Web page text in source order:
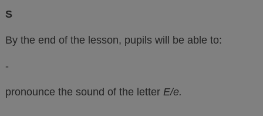
S
By the end of the lesson, pupils will be able to:
-
pronounce the sound of the letter E/e.